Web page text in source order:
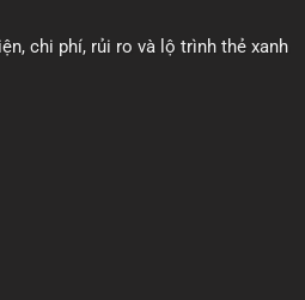
chi phí, rủi ro và lộ trình thẻ xanh